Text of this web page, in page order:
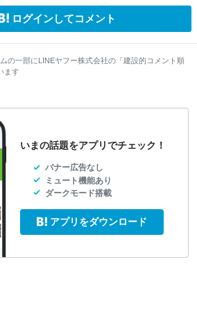
ログインしてコメント
の一部にLINEヤフー株式会社の「建設的コメント順
ます
いまの話題をアプリでチェック！
バナー広告なし
ミュート機能あり
ダークモード搭載
アプリをダウンロード